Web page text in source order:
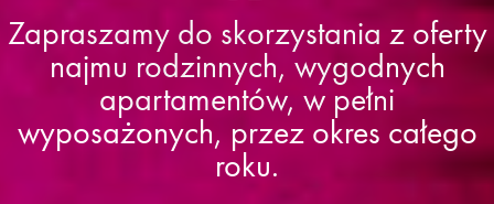
Zapraszamy do skorzystania z oferty
najmu rodzinnych, wygodnych
apartamentów, w pełni
wyposażonych, przez okres całego
roku.